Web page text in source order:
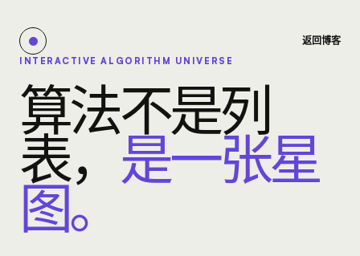
返回博客
INTERACTIVE ALGORITHM UNIVERSE
算法不是列
表，是一张星
图。